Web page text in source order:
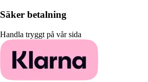
Säker betalning
Handla tryggt på vår sida